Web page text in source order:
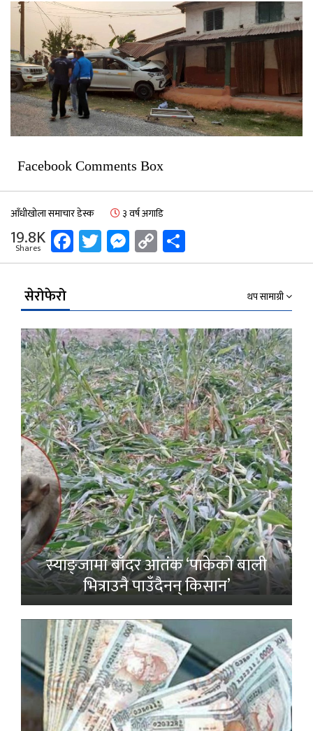
Facebook Comments Box
आँधीखोला समाचार डेस्क ३ वर्ष अगाडि
19.8K
Shares Facebook
Twitter
Messenger
Copy
Link
सेरोफेरो थप सामाग्री
स्याङ्जामा बाँदर आतंक ‘पाकेको बाली
भित्राउनै पाउँदैनन् किसान’